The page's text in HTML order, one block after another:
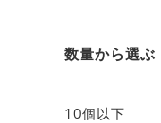
数量から選ぶ
10個以下